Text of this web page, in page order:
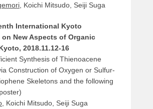
, Koichi Mitsudo, Seiji Suga
International Kyoto
on New Aspects of Organic
2018.11.12-16
Synthesis of Thienoacene
Construction of Oxygen or Sulfur-
Skeletons and the following
, Koichi Mitsudo, Seiji Suga